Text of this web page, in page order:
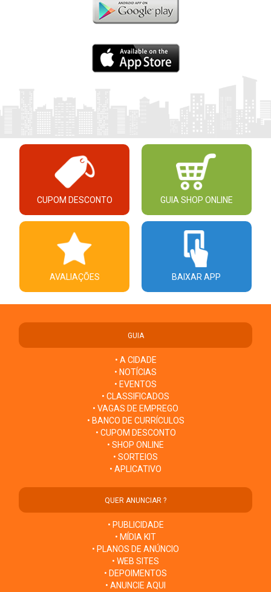
CUPOM DESCONTO GUIA SHOP ONLINE
AVALIAÇÕES BAIXAR APP
GUIA
• A CIDADE
• NOTÍCIAS
• EVENTOS
• CLASSIFICADOS
• VAGAS DE EMPREGO
• BANCO DE CURRÍCULOS
• CUPOM DESCONTO
• SHOP ONLINE
• SORTEIOS
• APLICATIVO
QUER ANUNCIAR ?
• PUBLICIDADE
• MÍDIA KIT
• PLANOS DE ANÚNCIO
• WEB SITES
• DEPOIMENTOS
• ANUNCIE AQUI